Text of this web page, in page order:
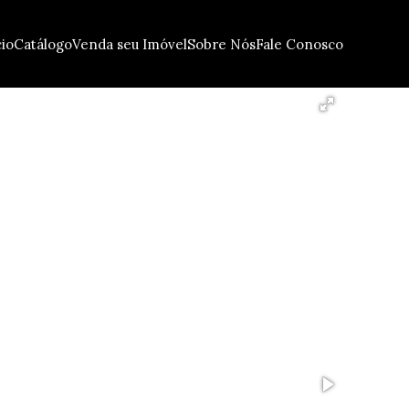
Fale Conosco
Sobre Nós
Venda seu Imóvel
Catálogo